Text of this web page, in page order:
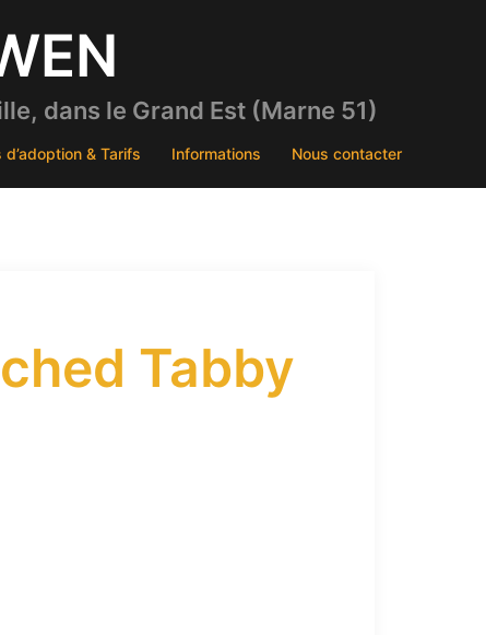
dans le Grand Est (Marne 51)
& Tarifs Informations Nous contacter
Tabby